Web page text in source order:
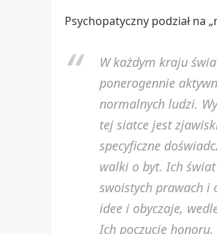
Psychopatyczny podział na
W każdym kraju
ponerogennie
normalnych ludzi.
tej siatce jest
specyficzne
walki o byt. Ich
swoistych prawach i
idee i obyczaje,
Ich poczucie